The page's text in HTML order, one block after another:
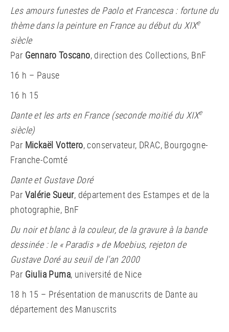
Les amours funestes de Paolo et Francesca : fortune du
thème dans la peinture en France au début du XIXe
siècle
Par Gennaro Toscano, direction des Collections, BnF
16 h – Pause
16 h 15
Dante et les arts en France (seconde moitié du XIXe
siècle)
Par Mickaël Vottero, conservateur, DRAC, Bourgogne-
Franche-Comté
Dante et Gustave Doré
Par Valérie Sueur, département des Estampes et de la
photographie, BnF
Du noir et blanc à la couleur, de la gravure à la bande
dessinée : le « Paradis » de Moebius, rejeton de
Gustave Doré au seuil de l’an 2000
Par Giulia Puma, université de Nice
18 h 15 – Présentation de manuscrits de Dante au
département des Manuscrits